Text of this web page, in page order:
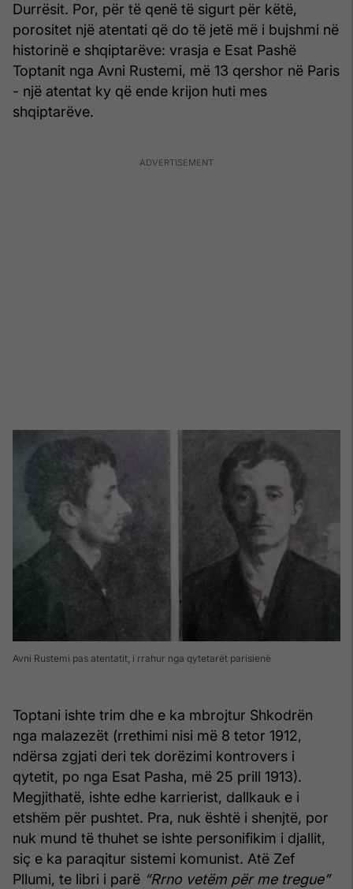
Durrësit. Por, për të qenë të sigurt për këtë,
porositet një atentati që do të jetë më i bujshmi në
historinë e shqiptarëve: vrasja e Esat Pashë
Toptanit nga Avni Rustemi, më 13 qershor në Paris
- një atentat ky që ende krijon huti mes
shqiptarëve.
Avni Rustemi pas atentatit, i rrahur nga qytetarët parisienë
Toptani ishte trim dhe e ka mbrojtur Shkodrën
nga malazezët (rrethimi nisi më 8 tetor 1912,
ndërsa zgjati deri tek dorëzimi kontrovers i
qytetit, po nga Esat Pasha, më 25 prill 1913).
Megjithatë, ishte edhe karrierist, dallkauk e i
etshëm për pushtet. Pra, nuk është i shenjtë, por
nuk mund të thuhet se ishte personifikim i djallit,
siç e ka paraqitur sistemi komunist. Atë Zef
Pllumi, te libri i parë “Rrno vetëm për me tregue”